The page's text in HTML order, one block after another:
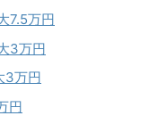
7.5万円
3万円
3万円
円